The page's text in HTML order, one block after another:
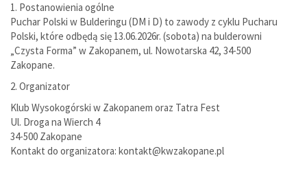
1. Postanowienia ogólne
Puchar Polski w Bulderingu (DM i D) to zawody z cyklu Pucharu
Polski, które odbędą się 13.06.2026r. (sobota) na bulderowni
„Czysta Forma” w Zakopanem, ul. Nowotarska 42, 34-500
Zakopane.
2. Organizator
Klub Wysokogórski w Zakopanem oraz Tatra Fest
Ul. Droga na Wierch 4
34-500 Zakopane
Kontakt do organizatora: kontakt@kwzakopane.pl